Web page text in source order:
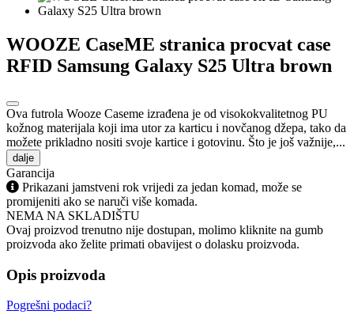
WOOZE CaseME stranica procvat case
RFID Samsung Galaxy S25 Ultra brown
Ova futrola Wooze Caseme izrađena je od visokokvalitetnog PU
kožnog materijala koji ima utor za karticu i novčanog džepa, tako da
možete prikladno nositi svoje kartice i gotovinu. Što je još važnije,...
dalje
Garancija
Prikazani jamstveni rok vrijedi za jedan komad, može se
promijeniti ako se naruči više komada.
NEMA NA SKLADIŠTU
Ovaj proizvod trenutno nije dostupan, molimo kliknite na gumb
proizvoda ako želite primati obavijest o dolasku proizvoda.
Opis proizvoda
Pogrešni podaci?